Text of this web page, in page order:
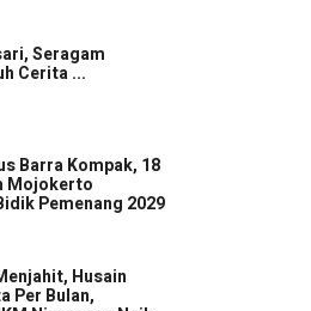
Seragam
Cerita ...
Barra Kompak, 18
Mojokerto
Pemenang 2029
Husain
Per Bulan,